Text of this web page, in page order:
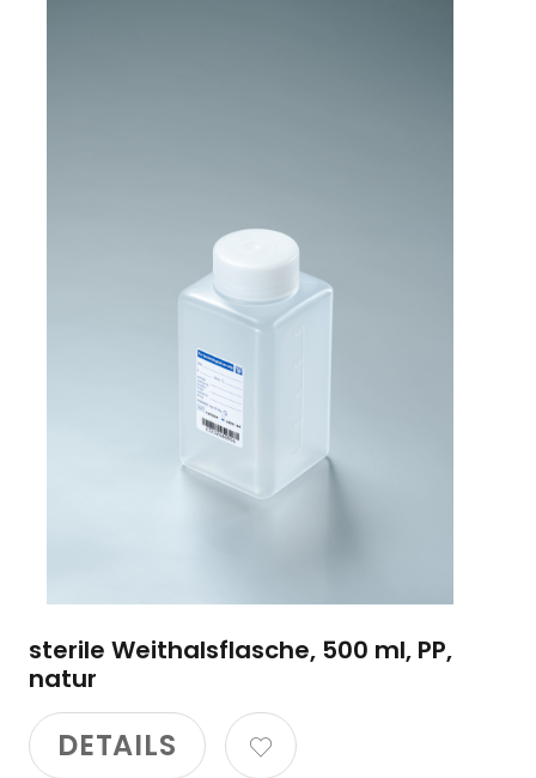
sterile Weithalsflasche, 500 ml, PP,
natur
DETAILS